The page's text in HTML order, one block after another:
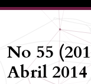
No 55
Abril 2014